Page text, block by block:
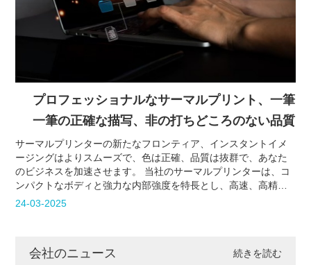
プロフェッショナルなサーマルプリント、一筆
一筆の正確な描写、非の打ちどころのない品質
サーマルプリンターの新たなフロンティア、インスタントイメ
ージングはよりスムーズで、色は正確、品質は抜群で、あなた
のビジネスを加速させます。 当社のサーマルプリンターは、コ
ンパクトなボディと強力な内部強度を特長とし、高速、高精
度、高耐久性であらゆる印刷ニーズに対応します。
24-03-2025
会社のニュース 続きを読む